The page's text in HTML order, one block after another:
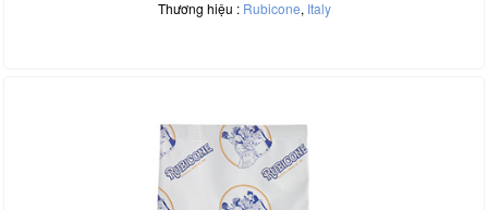
Thương hiệu : Rubicone, Italy